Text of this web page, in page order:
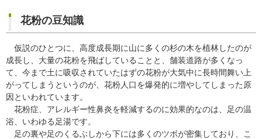
花粉の豆知識
仮説のひとつに、高度成長期に山に多くの杉の木を植林したのが
成長し、大量の花粉を飛ばしていることと、舗装道路が多くなっ
て、今まで土に吸収されていたはずの花粉が大気中に長時間舞い上
がってしまうというのが、花粉人口を爆発的に増やしてしまった原
因といわれています。
花粉症、アレルギー性鼻炎を軽減するのに効果的なのは、足の温
浴、いわゆる足湯です。
足の裏や足のくるぶしから下には多くのツボが密集しており、こ